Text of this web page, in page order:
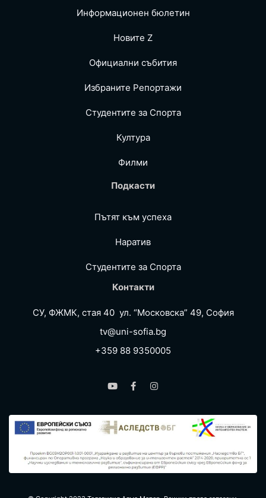
Информационен бюлетин
Новите Z
Официални събития
Избраните Репoртажи
Студентите за Спортa
Култура
Филми
Подкасти
Пътят към успеха
Наратив
Студентите за Спортa
Контакти
СУ, ФЖМК, стая 40 ул. “Московска” 49, София
tv@uni-sofia.bg
+359 88 9350005